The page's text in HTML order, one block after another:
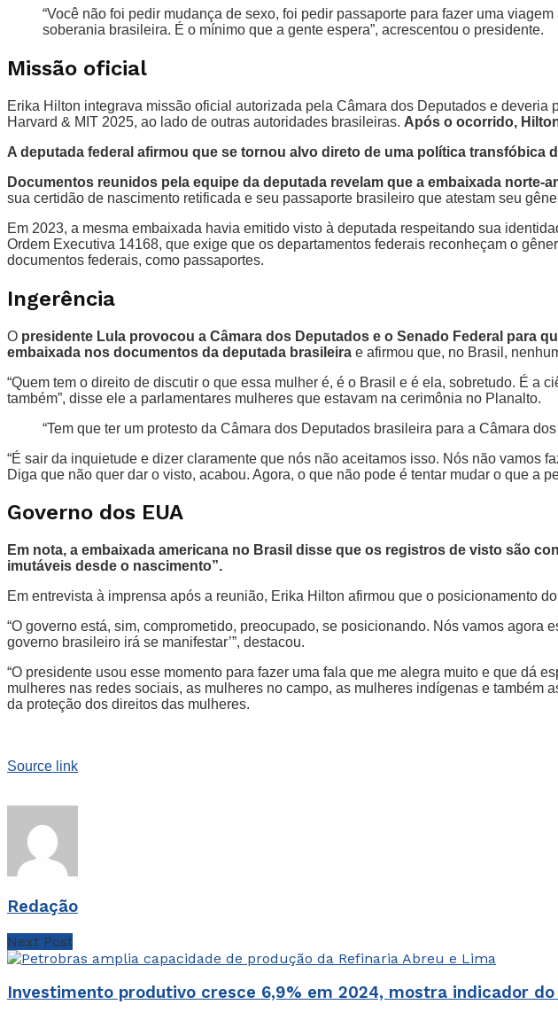
“Você não foi pedir mudança de sexo, foi pedir passaporte para fazer uma
soberania brasileira. É o mínimo que a gente espera”, acrescentou o presidente.
Missão oficial
Erika Hilton integrava missão oficial autorizada pela Câmara dos Deputados e
Harvard & MIT 2025, ao lado de outras autoridades brasileiras. Após o ocorrido,
A deputada federal afirmou que se tornou alvo direto de uma política transfóbica
Documentos reunidos pela equipe da deputada revelam que a embaixada
sua certidão de nascimento retificada e seu passaporte brasileiro que atestam seu
Em 2023, a mesma embaixada havia emitido visto à deputada respeitando sua
Ordem Executiva 14168, que exige que os departamentos federais reconheçam o
documentos federais, como passaportes.
Ingerência
O presidente Lula provocou a Câmara dos Deputados e o Senado Federal para
embaixada nos documentos da deputada brasileira e afirmou que, no Brasil,
“Quem tem o direito de discutir o que essa mulher é, é o Brasil e é ela, sobretudo. É a
também”, disse ele a parlamentares mulheres que estavam na cerimônia no Planalto.
“Tem que ter um protesto da Câmara dos Deputados brasileira para a Câmara
“É sair da inquietude e dizer claramente que nós não aceitamos isso. Nós não vamos
Diga que não quer dar o visto, acabou. Agora, o que não pode é tentar mudar o que a
Governo dos EUA
Em nota, a embaixada americana no Brasil disse que os registros de visto são
imutáveis desde o nascimento”.
Em entrevista à imprensa após a reunião, Erika Hilton afirmou que o posicionamento
“O governo está, sim, comprometido, preocupado, se posicionando. Nós vamos
governo brasileiro irá se manifestar’”, destacou.
“O presidente usou esse momento para fazer uma fala que me alegra muito e que dá
mulheres nas redes sociais, as mulheres no campo, as mulheres indígenas e também
da proteção dos direitos das mulheres.
Source link
Redação
Next Post
Investimento produtivo cresce 6,9% em 2024, mostra indicador do